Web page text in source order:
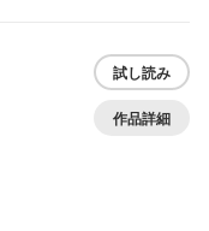
試し読み
作品詳細